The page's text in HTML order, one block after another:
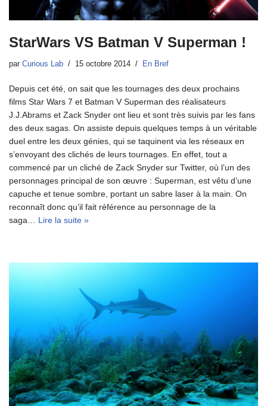
StarWars VS Batman V Superman !
par Curious Lab 15 octobre 2014 En Bref
Depuis cet été, on sait que les tournages des deux prochains
films Star Wars 7 et Batman V Superman des réalisateurs
J.J.Abrams et Zack Snyder ont lieu et sont très suivis par les fans
des deux sagas. On assiste depuis quelques temps à un véritable
duel entre les deux génies, qui se taquinent via les réseaux en
s’envoyant des clichés de leurs tournages. En effet, tout a
commencé par un cliché de Zack Snyder sur Twitter, où l’un des
personnages principal de son œuvre : Superman, est vêtu d’une
capuche et tenue sombre, portant un sabre laser à la main. On
reconnaît donc qu’il fait référence au personnage de la
saga… Lire la suite »